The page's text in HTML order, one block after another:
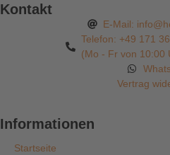
Kontakt
E-Mail:
Telefon: +49 171
(Mo - Fr von 10:00
Vertrag
Informationen
Startseite